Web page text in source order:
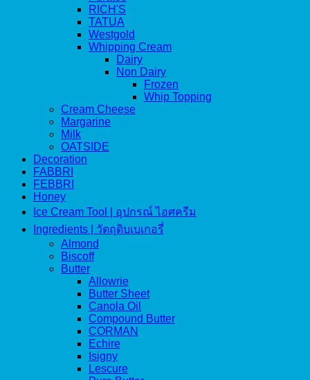
RICH'S
TATUA
Westgold
Whipping Cream
Dairy
Non Dairy
Frozen
Whip Topping
Cream Cheese
Margarine
Milk
OATSIDE
Decoration
FABBRI
FEBBRI
Honey
Ice Cream Tool | อุปกรณ์ ไอศครีม
Ingredients | วัตถุดิบเบเกอรี่
Almond
Biscoff
Butter
Allowrie
Butter Sheet
Canola Oil
Compound Butter
CORMAN
Echire
Isigny
Lescure